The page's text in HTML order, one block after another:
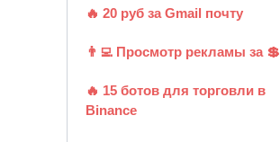
🔥 20 руб за Gmail почту
👨‍💻 Просмотр рекламы за 💲
🔥 15 ботов для торговли в
Binance